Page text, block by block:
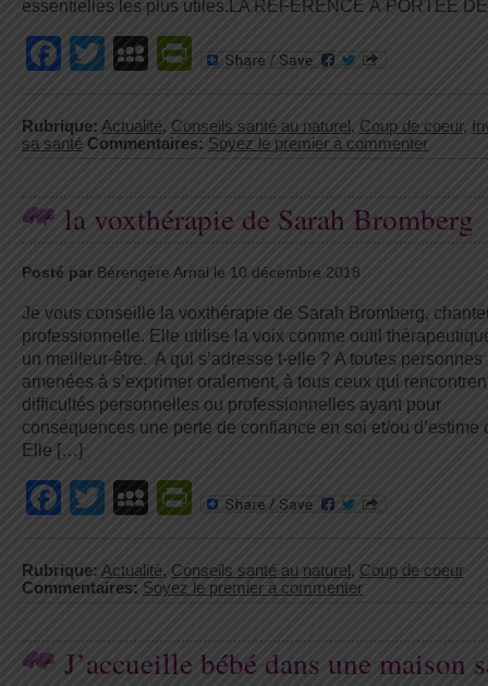
essentielles les plus utiles.LA RÉFÉRENCE À PORTÉE
Facebook
TwitterMySpace
PrintFriendly
Rubrique: Actualité, Conseils santé au naturel , Coup de coeur,
sa santé Commentaires: Soyez le premier à commenter
la voxthérapie de Sarah Bromberg
Posté par Bérengère Arnal le 10 décembre 2018
Je vous conseille la voxthérapie de Sarah Bromberg,
professionnelle. Elle utilise la voix comme outil
un meilleur-être. A qui s’adresse t-elle ? A toutes personnes
amenées à s’exprimer oralement, à tous ceux qui
difficultés personnelles ou professionnelles ayant pour
conséquences une perte de confiance en soi et/ou d’estime
Elle […]
Facebook
TwitterMySpace
PrintFriendly
Rubrique: Actualité, Conseils santé au naturel , Coup de coeur
Commentaires: Soyez le premier à commenter
J’accueille bébé dans une maison